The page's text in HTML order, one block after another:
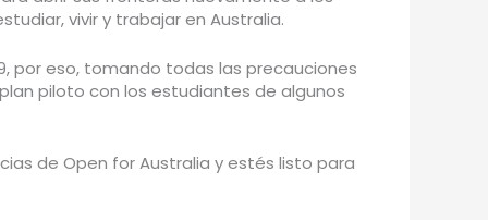
vivir y trabajar en Australia.
por eso, tomando todas las precauciones
piloto con los estudiantes de algunos
de Open for Australia y estés listo para